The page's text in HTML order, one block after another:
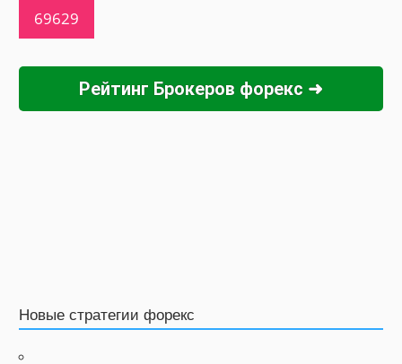
Рейтинг Брокеров форекс ➜
Новые стратегии форекс